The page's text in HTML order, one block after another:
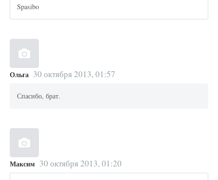
Spasibo
Ольга 30 октября 2013, 01:57
Спасибо, брат.
Максим 30 октября 2013, 01:20